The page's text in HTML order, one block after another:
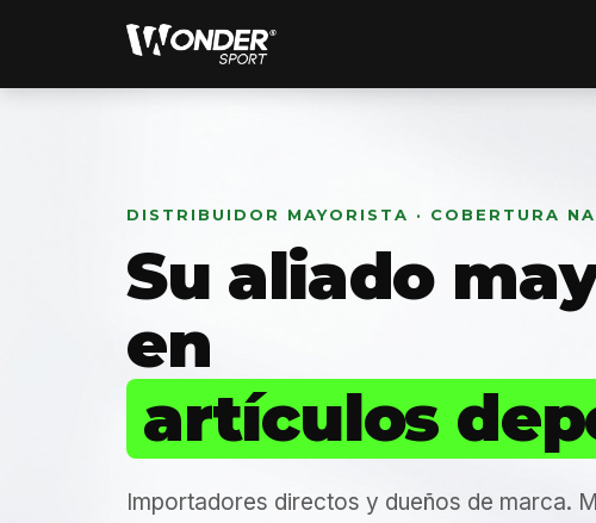
DISTRIBUIDOR MAYORISTA · COBERTURA
Su aliado
en
artículos
Importadores directos y dueños de marca.